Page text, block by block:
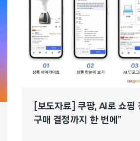
[보도자료] 쿠팡, AI로 쇼
구매 결정까지 한 번에”